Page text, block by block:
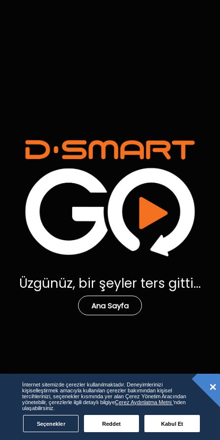
Üzgünüz, bir şeyler ters gitti...
Ana Sayfa
İnternet sitemizde çerezler kullanılmaktadır. Deneyimlerinizi
kişiselleştirmek amacıyla kullanılan çerezler bakımından kişisel
tercihlerinizi, seçenekler kısmında yer alan Çerez Yönetim Aracından
yönetebilir, çerezlerle ilgili detaylı bilgiyeÇerez Aydınlatma Metni’nden
ulaşabilirsiniz.
Seçenekler Reddet Kabul Et